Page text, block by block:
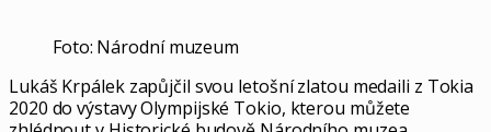
Foto: Národní muzeum
Lukáš Krpálek zapůjčil svou letošní zlatou medaili z Tokia
2020 do výstavy Olympijské Tokio, kterou můžete